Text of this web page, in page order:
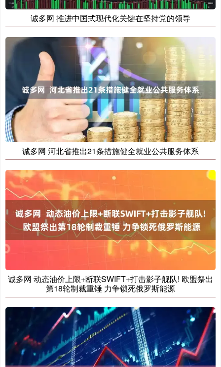
诚多网 推进中国式现代化关键在坚持党的领导
诚多网 河北省推出21条措施健全就业公共服务体系
诚多网 动态油价上限+断联SWIFT+打击影子舰队! 欧盟祭出
第18轮制裁重锤 力争锁死俄罗斯能源